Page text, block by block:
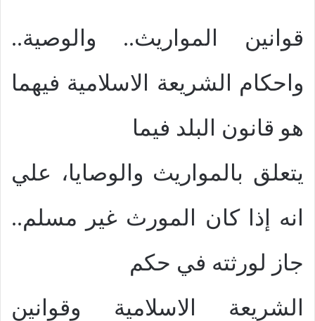
قوانين المواريث.. والوصية..
واحكام الشريعة الاسلامية فيهما
هو قانون البلد فيما
يتعلق بالمواريث والوصايا، علي
انه إذا كان المورث غير مسلم..
جاز لورثته في حكم
الشريعة الاسلامية وقوانين